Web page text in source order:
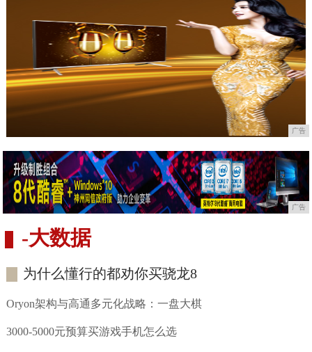
广告
广告
-大数据
为什么懂行的都劝你买骁龙8
Oryon架构与高通多元化战略：一盘大棋
3000-5000元预算买游戏手机怎么选